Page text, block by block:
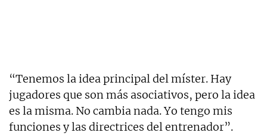
“Tenemos la idea principal del míster. Hay
jugadores que son más asociativos, pero la idea
es la misma. No cambia nada. Yo tengo mis
funciones y las directrices del entrenador”.